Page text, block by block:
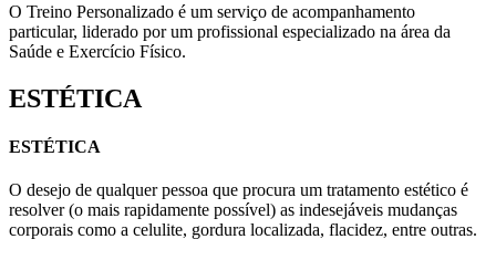
O Treino Personalizado é um serviço de acompanhamento
particular, liderado por um profissional especializado na área da
Saúde e Exercício Físico.
ESTÉTICA
ESTÉTICA
O desejo de qualquer pessoa que procura um tratamento estético é
resolver (o mais rapidamente possível) as indesejáveis mudanças
corporais como a celulite, gordura localizada, flacidez, entre outras.